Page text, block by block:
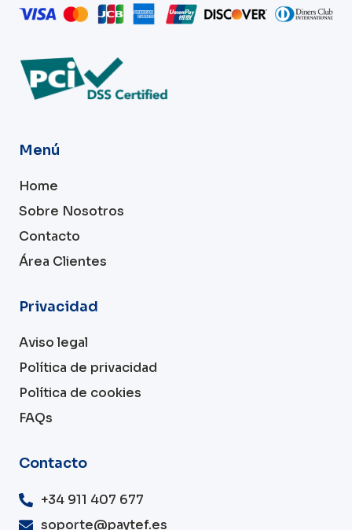
Menú
Home
Sobre Nosotros
Contacto
Área Clientes
Privacidad
Aviso legal
Política de privacidad
Política de cookies
FAQs
Contacto
+34 911 407 677
soporte@paytef.es